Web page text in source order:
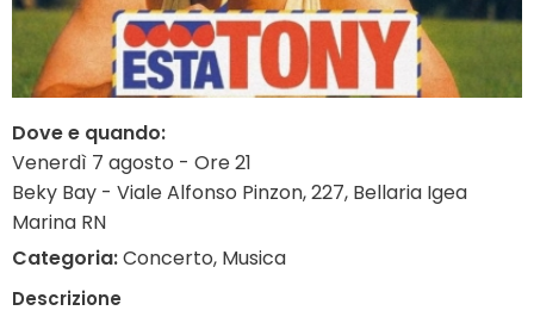
Dove e quando:
Venerdì 7 agosto - Ore 21
Beky Bay - Viale Alfonso Pinzon, 227, Bellaria Igea
Marina RN
Categoria:Concerto, Musica
Descrizione